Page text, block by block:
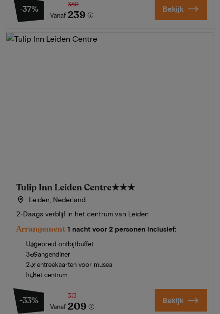
-37%
Vanaf
380
239 Bekijk
Tulip Inn Leiden Centre★★★
Leiden, Nederland
2-Daags verblijf in het centrum van Leiden
Arrangement 1 nacht voor 2 personen inclusief:
Uitgebreid ontbijtbuffet
3-Gangendiner
2 x entreekaarten voor musea
In het centrum
-33%
Vanaf
313
209 Bekijk